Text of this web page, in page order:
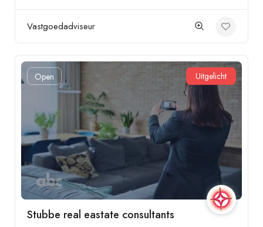
Vastgoedadviseur
Open Uitgelicht
Stubbe real eastate consultants